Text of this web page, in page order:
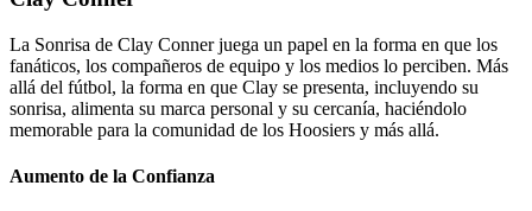
La Sonrisa de Clay Conner juega un papel en la forma en que los
fanáticos, los compañeros de equipo y los medios lo perciben. Más
allá del fútbol, la forma en que Clay se presenta, incluyendo su
sonrisa, alimenta su marca personal y su cercanía, haciéndolo
memorable para la comunidad de los Hoosiers y más allá.
Aumento de la Confianza